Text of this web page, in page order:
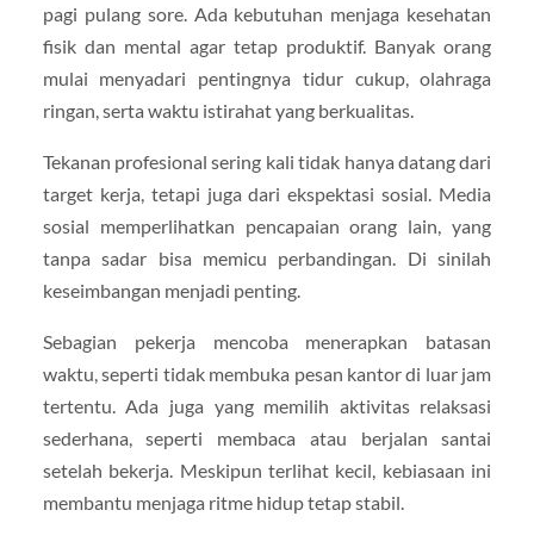
pagi pulang sore. Ada kebutuhan menjaga kesehatan
fisik dan mental agar tetap produktif. Banyak orang
mulai menyadari pentingnya tidur cukup, olahraga
ringan, serta waktu istirahat yang berkualitas.
Tekanan profesional sering kali tidak hanya datang dari
target kerja, tetapi juga dari ekspektasi sosial. Media
sosial memperlihatkan pencapaian orang lain, yang
tanpa sadar bisa memicu perbandingan. Di sinilah
keseimbangan menjadi penting.
Sebagian pekerja mencoba menerapkan batasan
waktu, seperti tidak membuka pesan kantor di luar jam
tertentu. Ada juga yang memilih aktivitas relaksasi
sederhana, seperti membaca atau berjalan santai
setelah bekerja. Meskipun terlihat kecil, kebiasaan ini
membantu menjaga ritme hidup tetap stabil.